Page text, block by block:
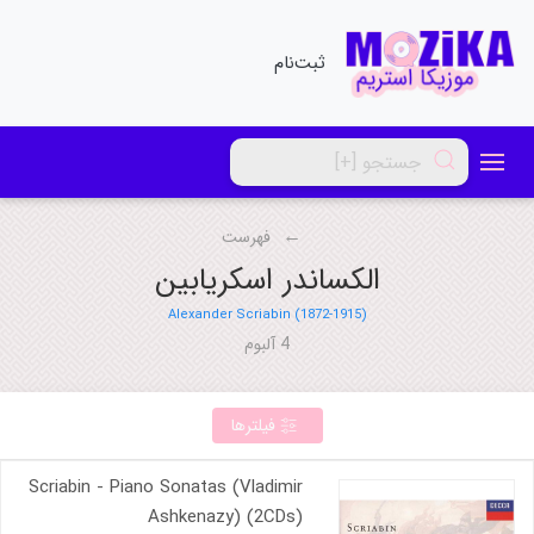
ثبت‌نام
فهرست
الکساندر اسکریابین
Alexander Scriabin (1872-1915)
فیلترها
Scriabin - Piano Sonatas (Vladimir
Ashkenazy) (2CDs)